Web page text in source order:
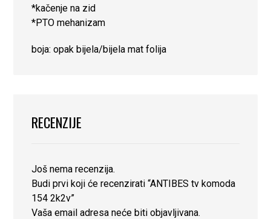
*kačenje na zid
*PTO mehanizam
boja: opak bijela/bijela mat folija
RECENZIJE
Još nema recenzija.
Budi prvi koji će recenzirati “ANTIBES tv komoda
154 2k2v”
Vaša email adresa neće biti objavljivana.